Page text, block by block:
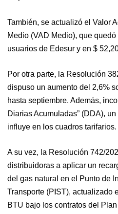
También, se actualizó el Valor
Medio (VAD Medio), que
usuarios de Edesur y en $
Por otra parte, la Resolución
dispuso un aumento del 2,6%
hasta septiembre. Además,
Diarias Acumuladas” (DDA),
influye en los cuadros tarifarios.
A su vez, la Resolución 742/
distribuidoras a aplicar un
del gas natural en el Punto de
Transporte (PIST), actualizado
BTU bajo los contratos del Plan